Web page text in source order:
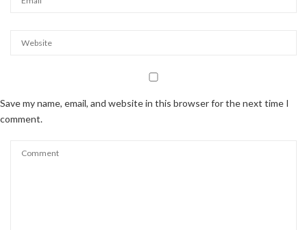
Save my name, email, and website in this browser for the next time I
comment.